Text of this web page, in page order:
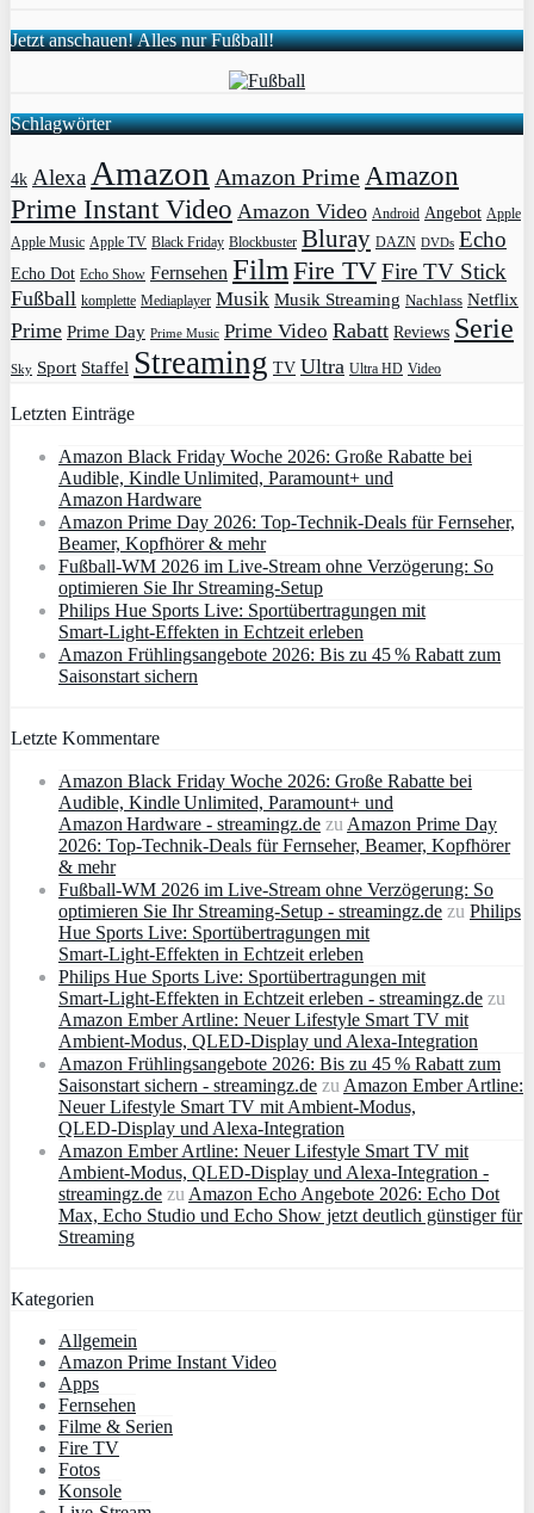
Jetzt anschauen! Alles nur Fußball!
Schlagwörter
4k Alexa Amazon Amazon Prime Amazon
Prime Instant Video Amazon Video Android Angebot Apple
Apple Music Apple TV Black Friday Blockbuster Bluray DAZN DVDs Echo
Echo Dot Echo Show Fernsehen Film Fire TVFire TV Stick
Fußball komplette Mediaplayer Musik Musik Streaming Nachlass Netflix
Prime Prime Day Prime Music Prime Video Rabatt Reviews Serie
Sky Sport Staffel Streaming TV Ultra Ultra HD Video
Letzten Einträge
Amazon Black Friday Woche 2026: Große Rabatte bei
Audible, Kindle Unlimited, Paramount+ und
Amazon Hardware
Amazon Prime Day 2026: Top-Technik-Deals für Fernseher,
Beamer, Kopfhörer & mehr
Fußball-WM 2026 im Live-Stream ohne Verzögerung: So
optimieren Sie Ihr Streaming-Setup
Philips Hue Sports Live: Sportübertragungen mit
Smart‑Light‑Effekten in Echtzeit erleben
Amazon Frühlingsangebote 2026: Bis zu 45 % Rabatt zum
Saisonstart sichern
Letzte Kommentare
Amazon Black Friday Woche 2026: Große Rabatte bei
Audible, Kindle Unlimited, Paramount+ und
Amazon Hardware - streamingz.de zu Amazon Prime Day
2026: Top-Technik-Deals für Fernseher, Beamer, Kopfhörer
& mehr
Fußball-WM 2026 im Live-Stream ohne Verzögerung: So
optimieren Sie Ihr Streaming-Setup - streamingz.de zu Philips
Hue Sports Live: Sportübertragungen mit
Smart‑Light‑Effekten in Echtzeit erleben
Philips Hue Sports Live: Sportübertragungen mit
Smart‑Light‑Effekten in Echtzeit erleben - streamingz.de zu
Amazon Ember Artline: Neuer Lifestyle Smart TV mit
Ambient‑Modus, QLED‑Display und Alexa‑Integration
Amazon Frühlingsangebote 2026: Bis zu 45 % Rabatt zum
Saisonstart sichern - streamingz.de zu Amazon Ember Artline:
Neuer Lifestyle Smart TV mit Ambient‑Modus,
QLED‑Display und Alexa‑Integration
Amazon Ember Artline: Neuer Lifestyle Smart TV mit
Ambient‑Modus, QLED‑Display und Alexa‑Integration -
streamingz.de zu Amazon Echo Angebote 2026: Echo Dot
Max, Echo Studio und Echo Show jetzt deutlich günstiger für
Streaming
Kategorien
Allgemein
Amazon Prime Instant Video
Apps
Fernsehen
Filme & Serien
Fire TV
Fotos
Konsole